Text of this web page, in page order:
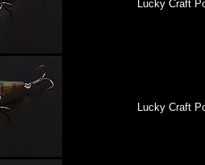
Lucky Craft
Lucky Craft